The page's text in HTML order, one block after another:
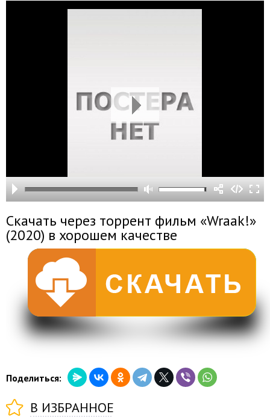
Скачать через торрент фильм «Wraak!»
(2020) в хорошем качестве
Поделиться:
В ИЗБРАННОЕ